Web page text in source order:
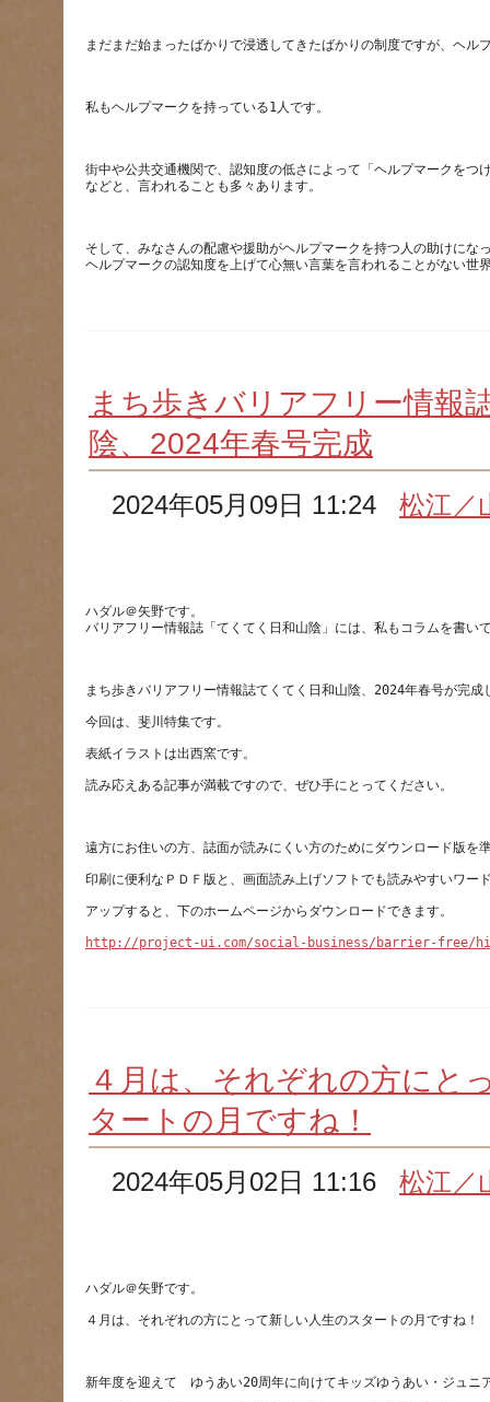
街中や公共交通機関で、認知度の低さによって「ヘルプマークをつ
そして、みなさんの配慮や援助がヘルプマークを持つ人の助けにな
まち歩きバリアフリー情報
陰、2024年春号完成
2024年05月09日 11:24松江／
ハダル＠矢野です。
http://project-ui.com/social-business/barrier-free/
４月は、それぞれの方にと
タートの月ですね！
2024年05月02日 11:16松江／